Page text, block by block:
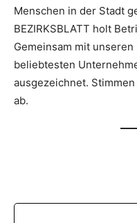
Menschen in der Stadt
BEZIRKSBLATT holt
Gemeinsam mit
beliebtesten
ausgezeichnet.
ab.